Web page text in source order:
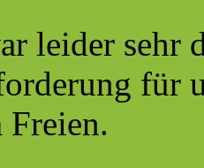
leider sehr
für
Freien.